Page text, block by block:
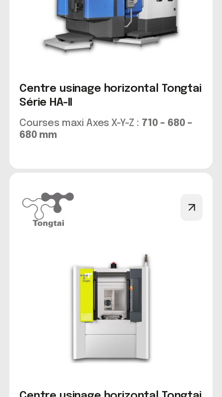
Centre usinage horizontal Tongtai
Série HA-II
Courses maxi Axes X-Y-Z : 710 – 680 –
680 mm